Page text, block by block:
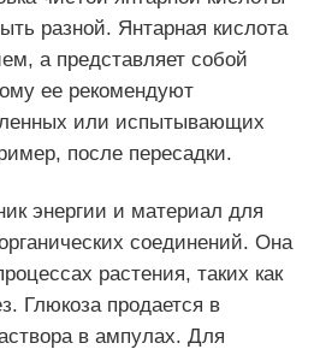
разной. Янтарная кислота
а представляет собой
ее рекомендуют
или испытывающих
после пересадки.
энергии и материал для
соединений. Она
растения, таких как
Глюкоза продается в
в ампулах. Для